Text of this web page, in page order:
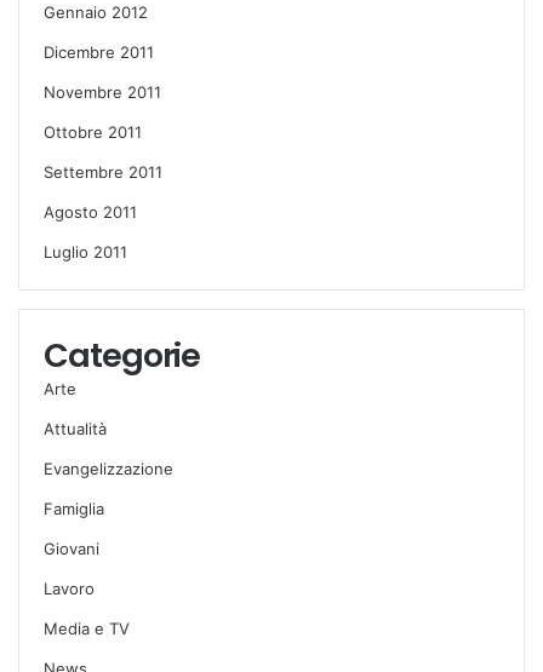
Gennaio 2012
Dicembre 2011
Novembre 2011
Ottobre 2011
Settembre 2011
Agosto 2011
Luglio 2011
Categorie
Arte
Attualità
Evangelizzazione
Famiglia
Giovani
Lavoro
Media e TV